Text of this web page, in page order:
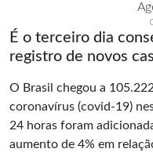
É o terceiro dia
registro de novos
O Brasil chegou a
coronavírus (covid-19)
24 horas foram
aumento de 4% em